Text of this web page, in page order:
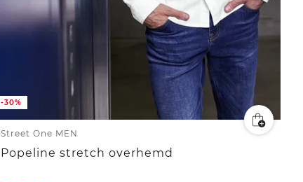
-30%
Street One MEN
Popeline stretch overhemd